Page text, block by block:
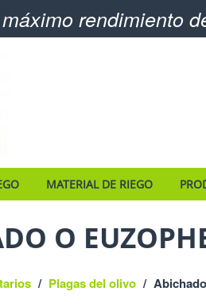
rendimiento
MATERIAL DE RIEGO
O
Plagas del olivo